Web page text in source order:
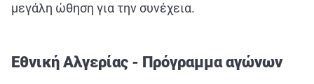
μεγάλη ώθηση για την συνέχεια.
Εθνική Αλγερίας - Πρόγραμμα αγώνων